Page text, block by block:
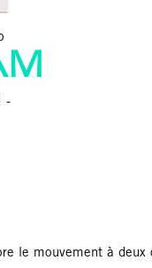
-
le mouvement à